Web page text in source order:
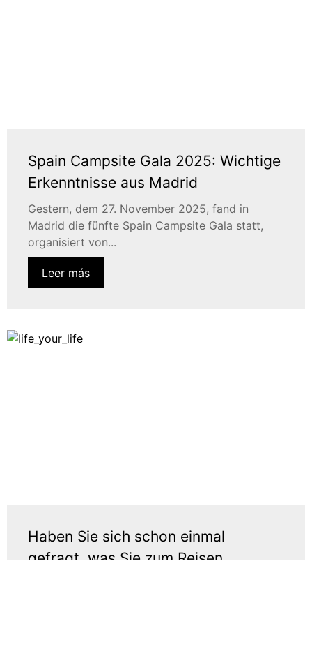
Spain Campsite Gala 2025: Wichtige
Erkenntnisse aus Madrid
Gestern, dem 27. November 2025, fand in
Madrid die fünfte Spain Campsite Gala statt,
organisiert von...
Leer más
Haben Sie sich schon einmal
gefragt, was Sie zum Reisen